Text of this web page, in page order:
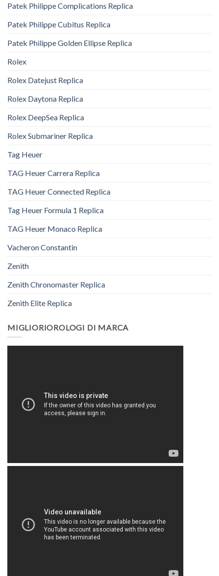
Patek Philippe Complications Replica
Patek Philippe Cubitus Replica
Patek Philippe Golden Ellipse Replica
Rolex
Rolex Datejust Replica
Rolex Daytona Replica
Rolex DeepSea Replica
Rolex Submariner Replica
Tag Heuer
TAG Heuer Carrera Replica
TAG Heuer Connected Replica
Tag Heuer Formula 1 Replica
TAG Heuer Monaco Replica
Vacheron Constantin
Zenith
Zenith Chronomaster Replica
Zenith Elite Replica
MIGLIORIOROLOGI DI MARCA